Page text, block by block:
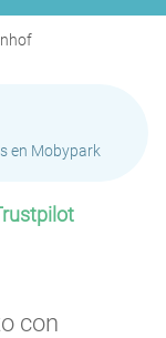
en Mobypark
con